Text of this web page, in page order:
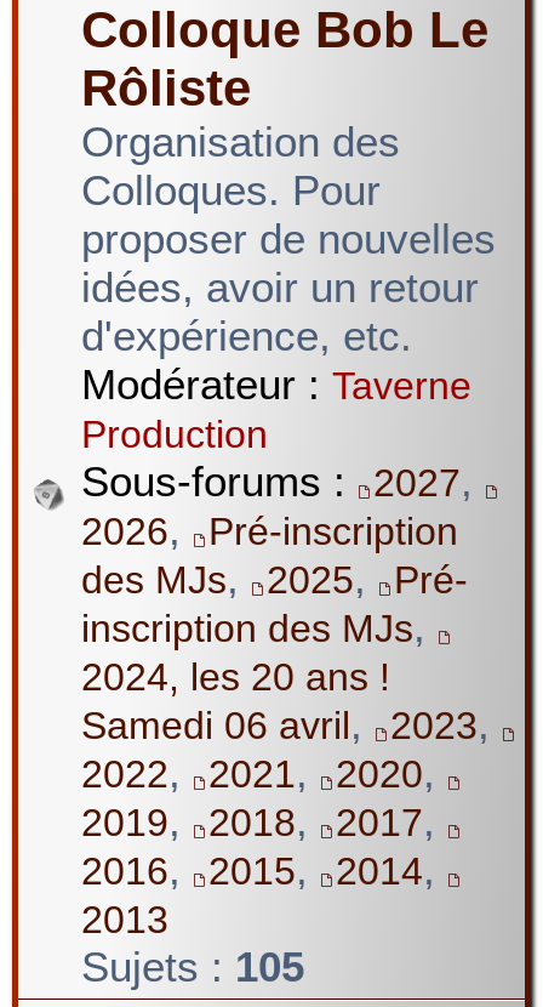
Colloque Bob Le
Rôliste
Organisation des
Colloques. Pour
proposer de nouvelles
idées, avoir un retour
d'expérience, etc.
Modérateur : Taverne
Production
Sous-forums : 2027,
2026,
Pré-inscription
des MJs, 2025,
Pré-
inscription des MJs,
2024, les 20 ans !
Samedi 06 avril, 2023,
2022, 2021, 2020,
2019, 2018, 2017,
2016, 2015, 2014,
2013
Sujets : 105